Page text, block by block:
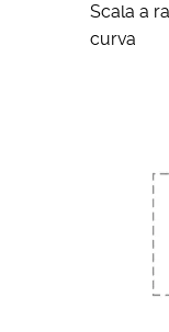
Scala a
curva